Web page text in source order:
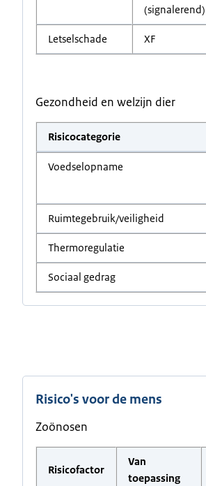
(signalerend)
Letselschade XF
Gezondheid en welzijn dier
Risicocategorie
Voedselopname
Ruimtegebruik/veiligheid
Thermoregulatie
Sociaal gedrag
Risico's voor de mens
Zoönosen
Risicofactor
Van
toepassing